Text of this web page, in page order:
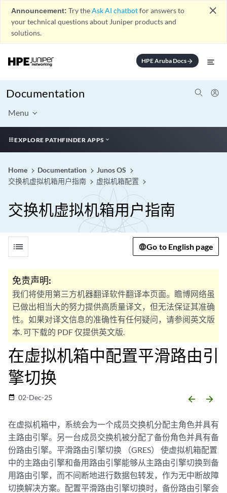
Announcement: Try theAsk AI chatbotfor answers to
your technical questions about Juniper products and
solutions.
close
HPE Aruba Docsarrow_forward
Documentation
Menu
EXPLORE PATHFINDER APPS
Home Documentation
Junos OS
交换机虚拟机箱用户指南
虚拟机箱配置
交换机虚拟机箱用户指南
list Go to English page
免责声明:
我们将使用第三方机器翻译软件翻译本页面。瞻博网络虽
已做出相当大的努力提供高质量译文，但无法保证其准确
性。如果对译文信息的准确性有任何疑问，请参阅英文版
本. 可下载的 PDF 仅提供英文版.
在虚拟机箱中配置平滑路由引
擎切换
date_range 02-Dec-25 arrow_backward arrow_forward
在虚拟机箱中，系统会为一个成员交换机分配主角色并具有
主路由引擎。另一台成员交换机被分配了备份角色并具有备
份路由引擎。平滑路由引擎切换 （GRES） 使虚拟机箱配置
中的主路由引擎和备用路由引擎能够从主路由引擎切换到备
用路由引擎，而不间断地进行数据包转发，作为无中断故障
切换解决方案。配置平滑路由引擎切换时，备份路由引擎会